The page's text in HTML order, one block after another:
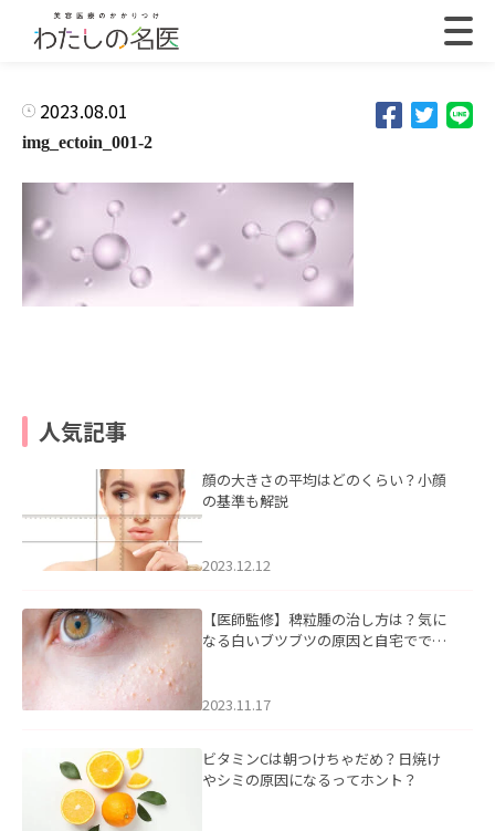
2023.08.01
img_ectoin_001-2
人気記事
顔の大きさの平均はどのくらい？小顔
の基準も解説
2023.12.12
【医師監修】稗粒腫の治し方は？気に
なる白いブツブツの原因と自宅ででき
2023.11.17
ビタミンCは朝つけちゃだめ？日焼け
やシミの原因になるってホント？